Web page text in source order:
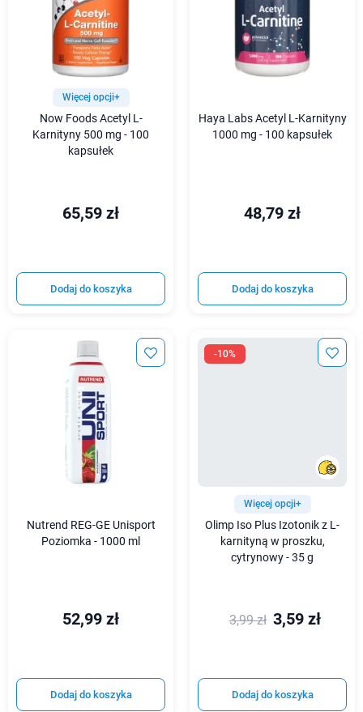
Więcej opcji+
Now Foods Acetyl L-
Karnityny 500 mg - 100
kapsułek
65,59 zł
Dodaj do koszyka
Haya Labs Acetyl L-Karnityny
1000 mg - 100 kapsułek
48,79 zł
Dodaj do koszyka
Nutrend REG-GE Unisport
Poziomka - 1000 ml
52,99 zł
Dodaj do koszyka
-10%
Więcej opcji+
Olimp Iso Plus Izotonik z L-
karnityną w proszku,
cytrynowy - 35 g
3,99 zł 3,59 zł
Dodaj do koszyka